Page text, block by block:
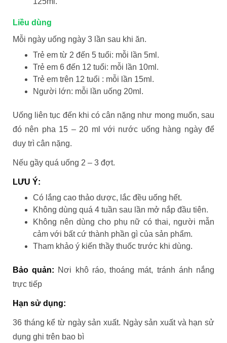
Liều dùng
Mỗi ngày uống ngày 3 lần sau khi ăn.
Trẻ em từ 2 đến 5 tuổi: mỗi lần 5ml.
Trẻ em 6 đến 12 tuổi: mỗi lần 10ml.
Trẻ em trên 12 tuổi : mỗi lần 15ml.
Người lớn: mỗi lần uống 20ml.
Uống liên tục đến khi có cân nặng như mong muốn, sau
đó nên pha 15 – 20 ml với nước uống hàng ngày để
duy trì cân nặng.
Nếu gầy quá uống 2 – 3 đợt.
LƯU Ý:
Có lắng cao thảo dược, lắc đều uống hết.
Không dùng quá 4 tuần sau lần mở nắp đầu tiên.
Không nên dùng cho phụ nữ có thai, người mẫn
cảm với bất cứ thành phần gì của sản phẩm.
Tham khảo ý kiến thầy thuốc trước khi dùng.
Bảo quản: Nơi khô ráo, thoáng mát, tránh ánh nắng
trực tiếp
Hạn sử dụng:
36 tháng kể từ ngày sản xuất. Ngày sản xuất và hạn sử
dụng ghi trên bao bì